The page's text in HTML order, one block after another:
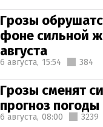
Грозы
фоне сильной
августа
6 августа, 15:54 384
Грозы сменят
прогноз
6 августа, 08:00 3239